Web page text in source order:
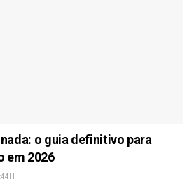
o guia definitivo para
em 2026